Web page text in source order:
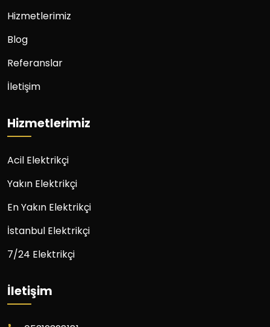
Hizmetlerimiz
Blog
Referanslar
İletişim
Hizmetlerimiz
Acil Elektrikçi
Yakın Elektrikçi
En Yakın Elektrikçi
İstanbul Elektrikçi
7/24 Elektrikçi
İletişim